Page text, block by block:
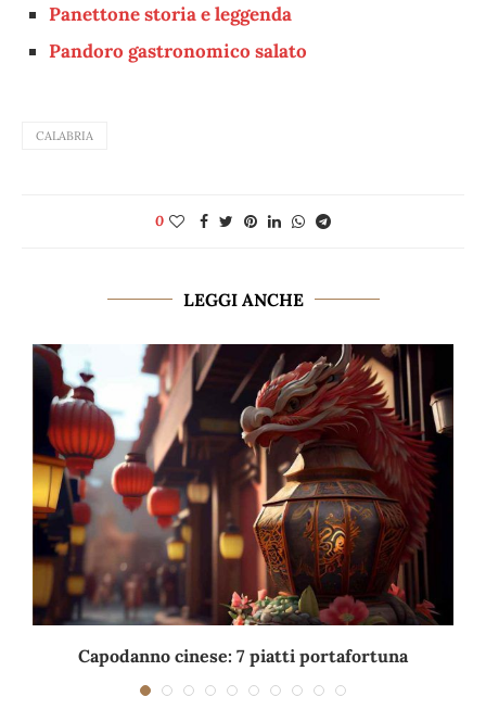
Panettone storia e leggenda
Pandoro gastronomico salato
CALABRIA
0
LEGGI ANCHE
Capodanno cinese: 7 piatti portafortuna